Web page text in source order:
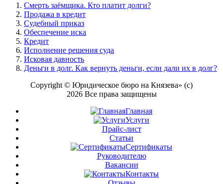
Смерть заёмщика. Кто платит долги?
Продажа в кредит
Судебный приказ
Обеспечение иска
Кредит
Исполнение решения суда
Исковая давность
Деньги в долг. Как вернуть деньги, если дали их в долг?
Copyright © Юридическое бюро на Князева» (с)
2026 Все права защищены
Главная
Услуги
Прайс-лист
Статьи
Сертификаты
Руководителю
Вакансии
Контакты